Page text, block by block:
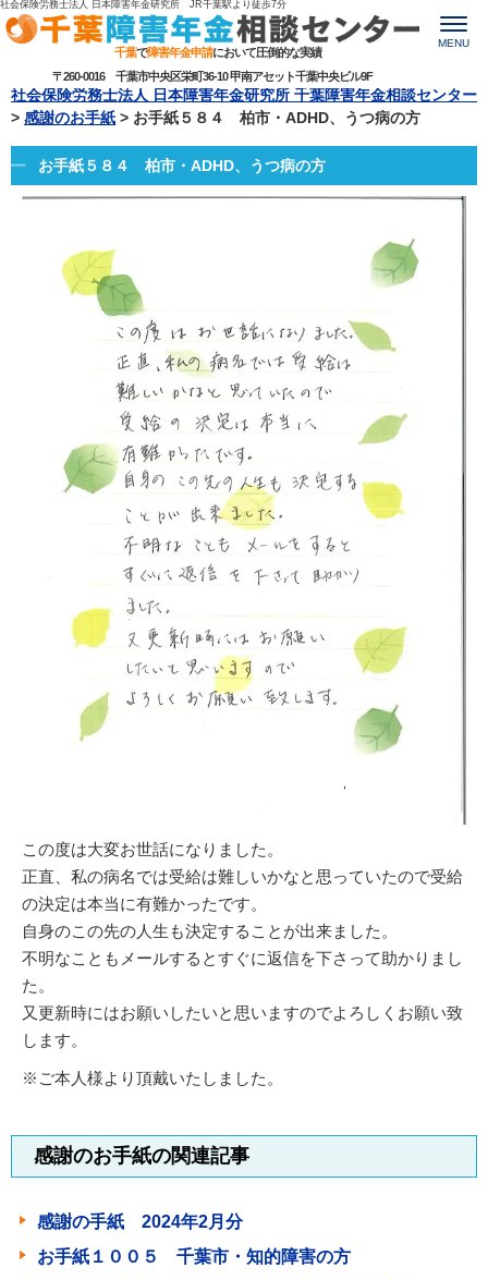
社会保険労務士法人 日本障害年金研究所 JR千葉駅より 徒歩7分
千葉で障害年金申請において圧倒的な実績
〒260-0016 千葉市中央区栄町36-10 甲南アセット千葉中央ビル9F
MENU
社会保険労務士法人 日本障害年金研究所 千葉障害年金相談センター
> 感謝のお手紙 > お手紙５８４ 柏市・ADHD、うつ病の方
お手紙５８４ 柏市・ADHD、うつ病の方
この度は大変お世話になりました。
正直、私の病名では受給は難しいかなと思っていたので受給
の決定は本当に有難かったです。
自身のこの先の人生も決定することが出来ました。
不明なこともメールするとすぐに返信を下さって助かりまし
た。
又更新時にはお願いしたいと思いますのでよろしくお願い致
します。
※ご本人様より頂戴いたしました。
感謝のお手紙の関連記事
感謝の手紙 2024年2月分
お手紙１００５ 千葉市・知的障害の方